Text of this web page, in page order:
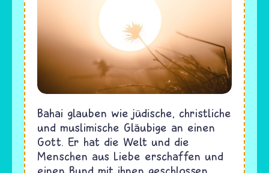
Bahai glauben wie jüdische, christliche
und muslimische Gläubige an einen
Gott. Er hat die Welt und die
Menschen aus Liebe erschaffen und